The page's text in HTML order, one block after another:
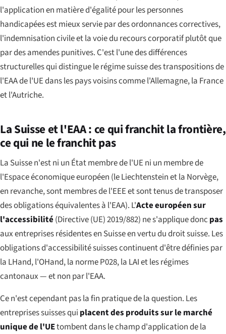
l'application en matière d'égalité pour les personnes
handicapées est mieux servie par des ordonnances correctives,
l'indemnisation civile et la voie du recours corporatif plutôt que
par des amendes punitives. C'est l'une des différences
structurelles qui distingue le régime suisse des transpositions de
l'EAA de l'UE dans les pays voisins comme l'Allemagne, la France
et l'Autriche.
La Suisse et l'EAA : ce qui franchit la frontière,
ce qui ne le franchit pas
La Suisse n'est ni un État membre de l'UE ni un membre de
l'Espace économique européen (le Liechtenstein et la Norvège,
en revanche, sont membres de l'EEE et sont tenus de transposer
des obligations équivalentes à l'EAA). L'Acte européen sur
l'accessibilité(Directive (UE) 2019/882) ne s'applique donc pas
aux entreprises résidentes en Suisse en vertu du droit suisse. Les
obligations d'accessibilité suisses continuent d'être définies par
la LHand, l'OHand, la norme P028, la LAI et les régimes
cantonaux — et non par l'EAA.
Ce n'est cependant pas la fin pratique de la question. Les
entreprises suisses qui placent des produits sur le marché
unique de l'UEtombent dans le champ d'application de la